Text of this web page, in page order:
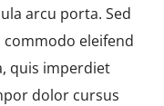
arcu porta. Sed
commodo eleifend
quis imperdiet
dolor cursus